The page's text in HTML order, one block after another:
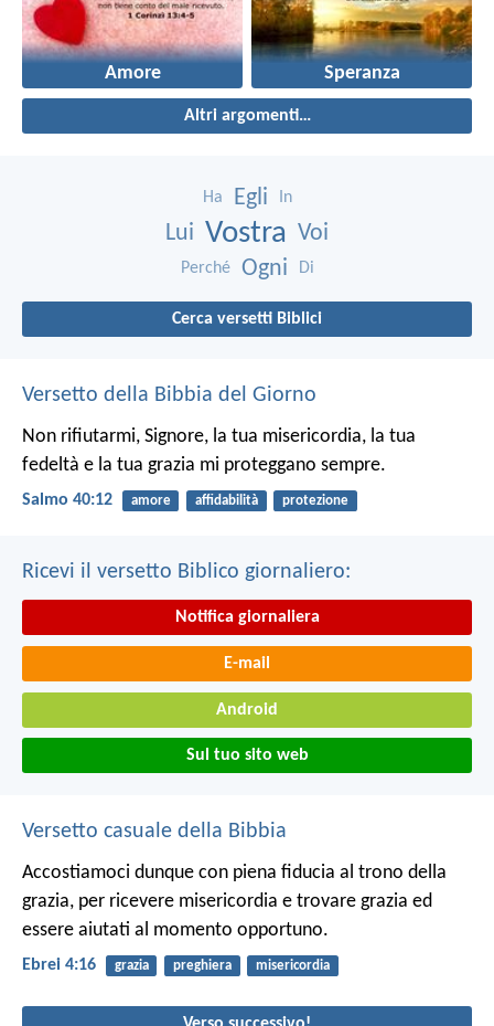
Amore Speranza
Altri argomenti…
Ha Egli In
Lui Vostra Voi
Perché Ogni Di
Cerca versetti Biblici
Versetto della Bibbia del Giorno
Non rifiutarmi, Signore, la tua misericordia, la tua
fedeltà e la tua grazia mi proteggano sempre.
Salmo 40:12 amore affidabilità protezione
Ricevi il versetto Biblico giornaliero:
Notifica giornaliera
E-mail
Android
Sul tuo sito web
Versetto casuale della Bibbia
Accostiamoci dunque con piena fiducia al trono della
grazia, per ricevere misericordia e trovare grazia ed
essere aiutati al momento opportuno.
Ebrei 4:16 grazia preghiera misericordia